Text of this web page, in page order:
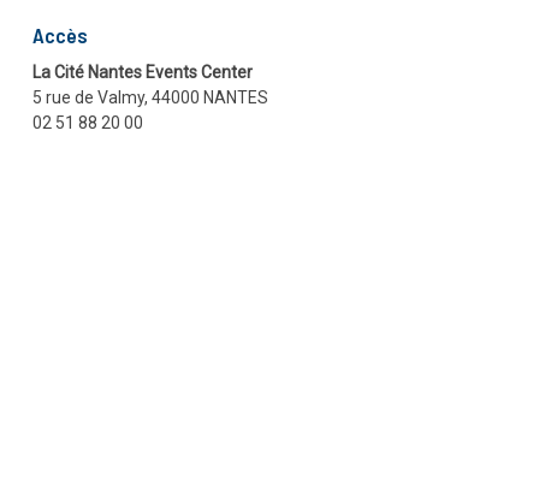
Accès
La Cité Nantes Events Center
5 rue de Valmy, 44000 NANTES
02 51 88 20 00